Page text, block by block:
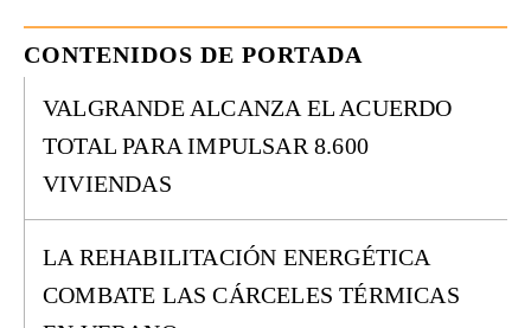
CONTENIDOS DE PORTADA
VALGRANDE ALCANZA EL ACUERDO
TOTAL PARA IMPULSAR 8.600
VIVIENDAS
LA REHABILITACIÓN ENERGÉTICA
COMBATE LAS CÁRCELES TÉRMICAS